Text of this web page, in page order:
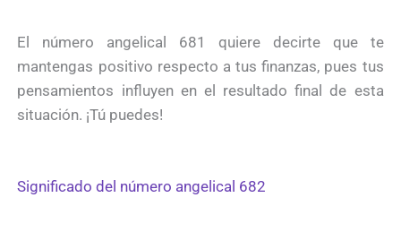
El número angelical 681 quiere decirte que te
mantengas positivo respecto a tus finanzas, pues tus
pensamientos influyen en el resultado final de esta
situación. ¡Tú puedes!
Significado del número angelical 682